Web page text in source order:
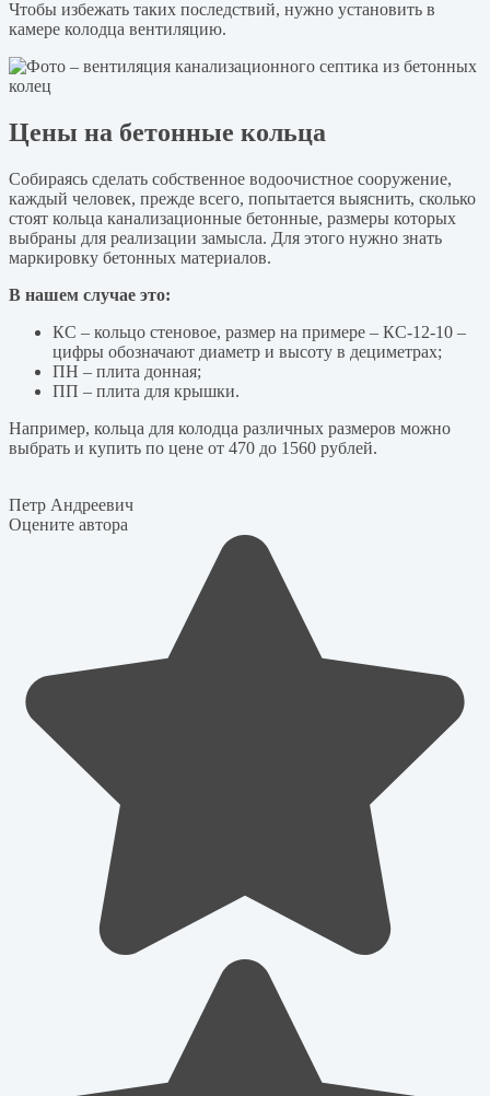
Чтобы избежать таких последствий, нужно установить в
камере колодца вентиляцию.
Цены на бетонные кольца
Собираясь сделать собственное водоочистное сооружение,
каждый человек, прежде всего, попытается выяснить, сколько
стоят кольца канализационные бетонные, размеры которых
выбраны для реализации замысла. Для этого нужно знать
маркировку бетонных материалов.
В нашем случае это:
КС – кольцо стеновое, размер на примере – КС-12-10 –
цифры обозначают диаметр и высоту в дециметрах;
ПН – плита донная;
ПП – плита для крышки.
Например, кольца для колодца различных размеров можно
выбрать и купить по цене от 470 до 1560 рублей.
Петр Андреевич
Оцените автора